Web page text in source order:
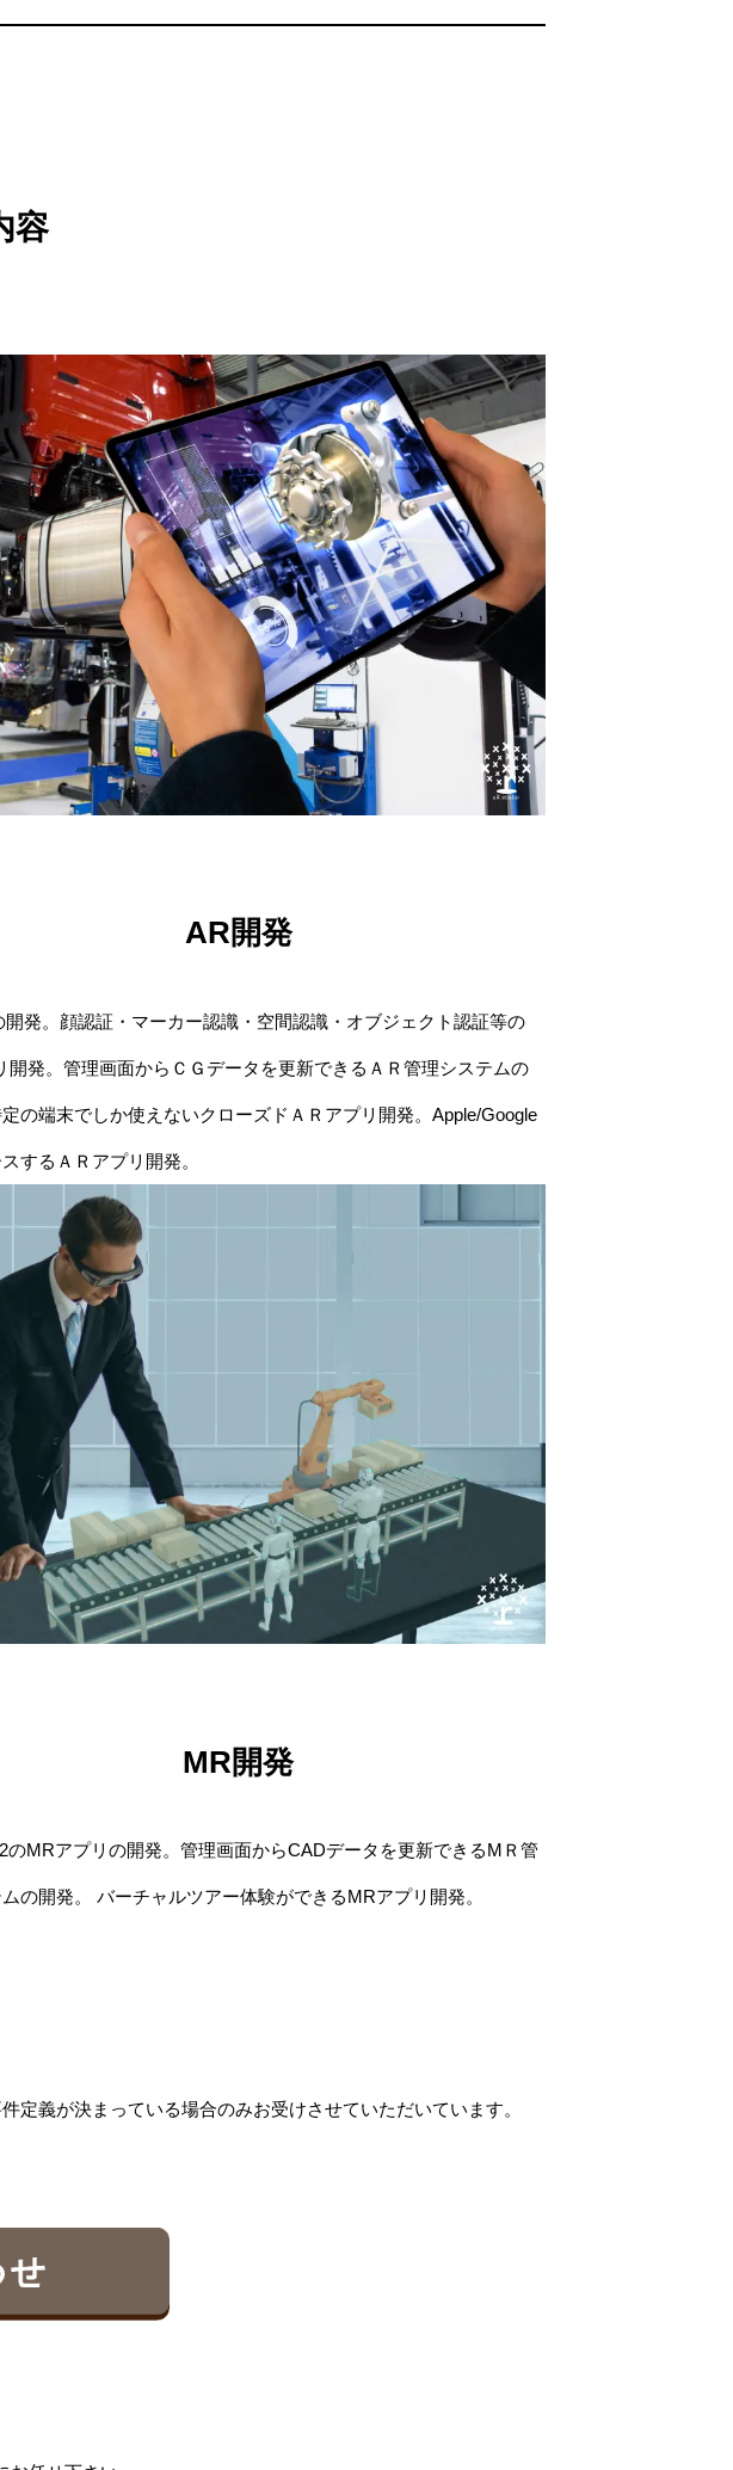
容
AR開発
開発。顔認証・マーカー認識・空間認識・オブジェクト認証等の
開発。管理画面からＣＧデータを更新できるＡＲ管理システムの
の端末でしか使えないクローズドＡＲアプリ開発。Apple/Google
するＡＲアプリ開発。
MR開発
のMRアプリの開発。管理画面からCADデータを更新できるMＲ管
の開発。 バーチャルツアー体験ができるMRアプリ開発。
義が決まっている場合のみお受けさせていただいています。